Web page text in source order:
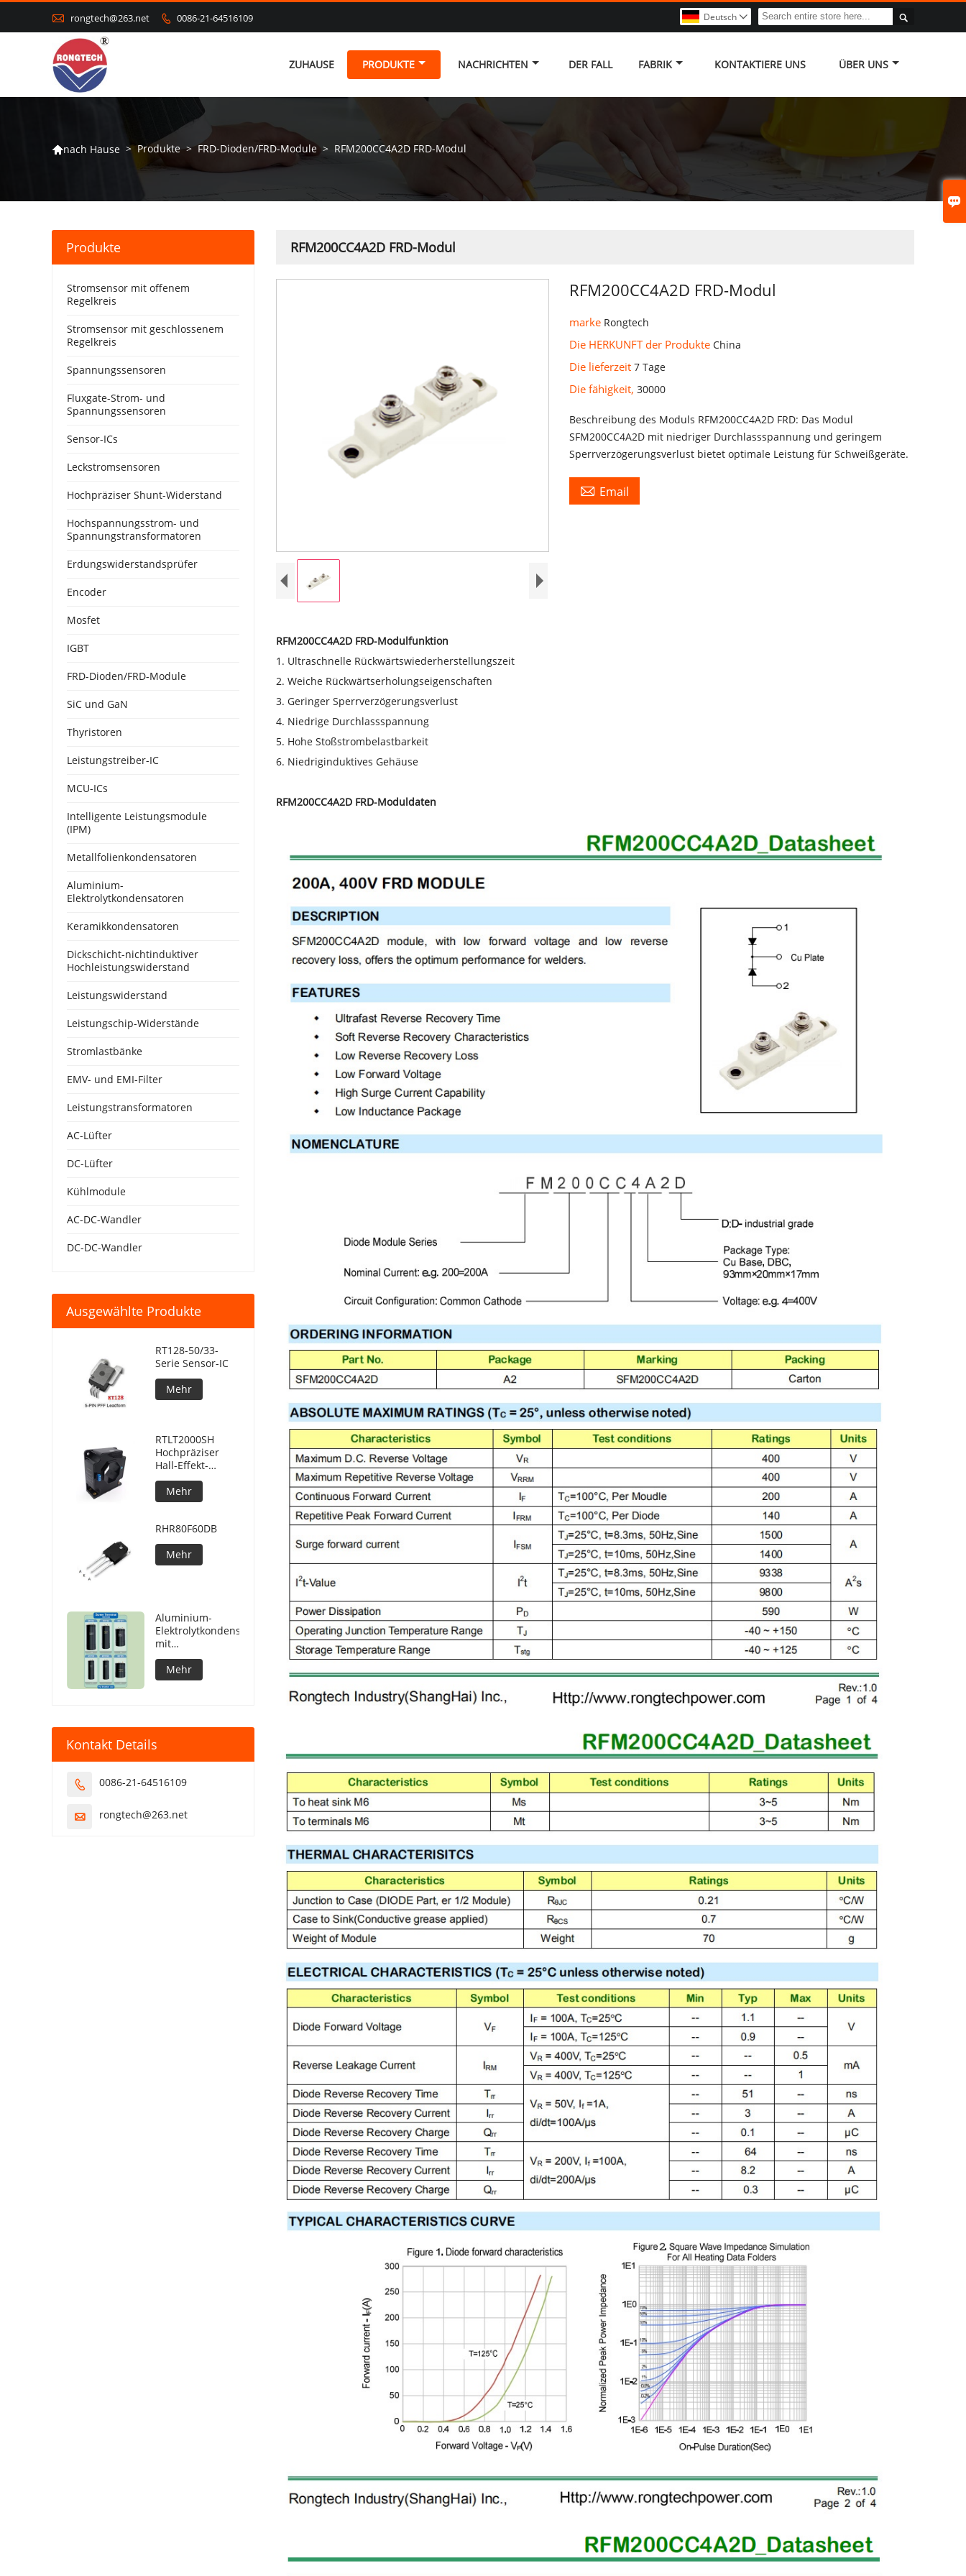

 rongtech@263.net  0086-21-64516109 
Deutsch 
ZUHAUSE PRODUKTE NACHRICHTEN DER FALL FABRIK KONTAKTIERE UNS ÜBER UNS
nach Hause > Produkte > FRD-Dioden/FRD-Module > RFM200CC4A2D FRD-Modul
RFM200CC4A2D FRD-Modul
RFM200CC4A2D FRD-Modul
marke Rongtech
Die HERKUNFT der ProdukteChina
Die lieferzeit7 Tage
Die fähigkeit,30000
Beschreibung des Moduls RFM200CC4A2D FRD: Das Modul
SFM200CC4A2D mit niedriger Durchlassspannung und geringem
Sperrverzögerungsverlust bietet optimale Leistung für Schweißgeräte.
 Email
RFM200CC4A2D FRD-Modulfunktion
1. Ultraschnelle Rückwärtswiederherstellungszeit
2. Weiche Rückwärtserholungseigenschaften
3. Geringer Sperrverzögerungsverlust
4. Niedrige Durchlassspannung
5. Hohe Stoßstrombelastbarkeit
6. Niedriginduktives Gehäuse
RFM200CC4A2D FRD-Moduldaten
Produkte
Stromsensor mit offenem
Regelkreis
Stromsensor mit geschlossenem
Regelkreis
Spannungssensoren
Fluxgate-Strom- und
Spannungssensoren
Sensor-ICs
Leckstromsensoren
Hochpräziser Shunt-Widerstand
Hochspannungsstrom- und
Spannungstransformatoren
Erdungswiderstandsprüfer
Encoder
Mosfet
IGBT
FRD-Dioden/FRD-Module
SiC und GaN
Thyristoren
Leistungstreiber-IC
MCU-ICs
Intelligente Leistungsmodule
(IPM)
Metallfolienkondensatoren
Aluminium-
Elektrolytkondensatoren
Keramikkondensatoren
Dickschicht-nichtinduktiver
Hochleistungswiderstand
Leistungswiderstand
Leistungschip-Widerstände
Stromlastbänke
EMV- und EMI-Filter
Leistungstransformatoren
AC-Lüfter
DC-Lüfter
Kühlmodule
AC-DC-Wandler
DC-DC-Wandler
Ausgewählte Produkte
RT128-50/33-
Serie Sensor-IC
Mehr
RTLT2000SH
Hochpräziser
Hall-Effekt-
Stromsensor im
geschlossenen
Regelkreis
Mehr
RHR80F60DB
Mehr
Aluminium-
Elektrolytkondensatoren
mit
Schraubanschluss
Mehr
Kontakt Details
 0086-21-64516109
 rongtech@263.net